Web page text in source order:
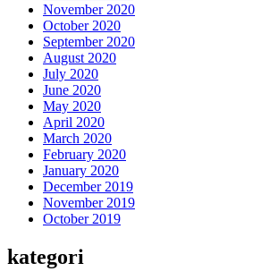
November 2020
October 2020
September 2020
August 2020
July 2020
June 2020
May 2020
April 2020
March 2020
February 2020
January 2020
December 2019
November 2019
October 2019
kategori